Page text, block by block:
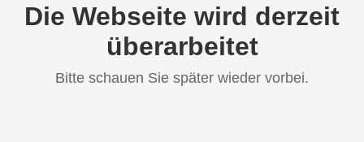
Die Webseite wird derzeit
überarbeitet
Bitte schauen Sie später wieder vorbei.